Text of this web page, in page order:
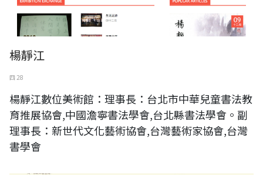
楊靜江
四 28
楊靜江數位美術館：理事長：台北市中華兒童書法教
育推展協會,中國澹寧書法學會,台北縣書法學會。副
理事長：新世代文化藝術協會,台灣藝術家協會,台灣
書學會